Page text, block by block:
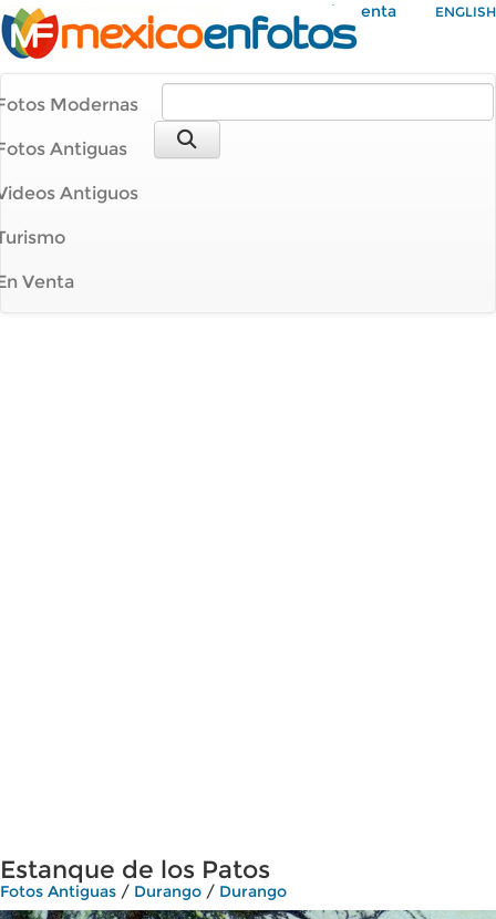
Mi Cuenta ENGLISH
Modernas
Antiguas
Antiguos
Venta
Estanque de los Patos
Fotos Antiguas / Durango / Durango